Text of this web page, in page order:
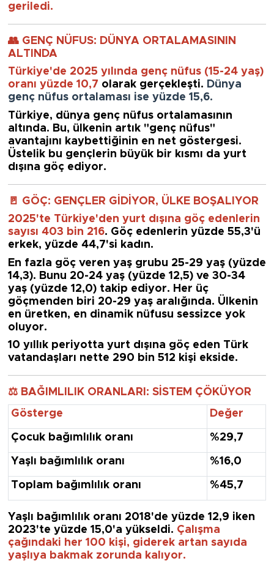
geriledi.
👥 GENÇ NÜFUS: DÜNYA ORTALAMASININ
ALTINDA
Türkiye'de 2025 yılında genç nüfus (15-24 yaş)
oranı yüzde 10,7 olarak gerçekleşti. Dünya
genç nüfus ortalaması ise yüzde 15,6.
Türkiye, dünya genç nüfus ortalamasının
altında. Bu, ülkenin artık "genç nüfus"
avantajını kaybettiğinin en net göstergesi.
Üstelik bu gençlerin büyük bir kısmı da yurt
dışına göç ediyor.
🚪 GÖÇ: GENÇLER GİDİYOR, ÜLKE BOŞALIYOR
2025'te Türkiye'den yurt dışına göç edenlerin
sayısı 403 bin 216. Göç edenlerin yüzde 55,3'ü
erkek, yüzde 44,7'si kadın.
En fazla göç veren yaş grubu 25-29 yaş (yüzde
14,3). Bunu 20-24 yaş (yüzde 12,5) ve 30-34
yaş (yüzde 12,0) takip ediyor. Her üç
göçmenden biri 20-29 yaş aralığında. Ülkenin
en üretken, en dinamik nüfusu sessizce yok
oluyor.
10 yıllık periyotta yurt dışına göç eden Türk
vatandaşları nette 290 bin 512 kişi ekside.
⚖️ BAĞIMLILIK ORANLARI: SİSTEM ÇÖKÜYOR
Gösterge
Değer
Çocuk bağımlılık oranı %29,7
Yaşlı bağımlılık oranı %16,0
Toplam bağımlılık oranı %45,7
Yaşlı bağımlılık oranı 2018'de yüzde 12,9 iken
2023'te yüzde 15,0'a yükseldi. Çalışma
çağındaki her 100 kişi, giderek artan sayıda
yaşlıya bakmak zorunda kalıyor.